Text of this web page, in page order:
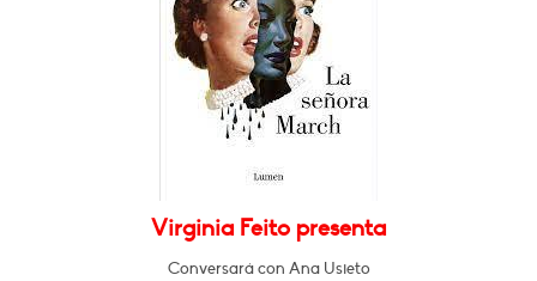
Virginia Feito presenta
Conversará con Ana Usieto